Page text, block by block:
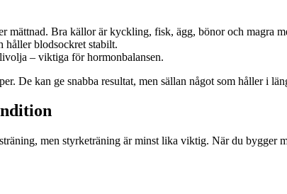
mättnad. Bra källor är kyckling, fisk, ägg, bönor och magra
håller blodsockret stabilt.
– viktiga för hormonbalansen.
De kan ge snabba resultat, men sällan något som håller i
men styrketräning är minst lika viktig. När du bygger